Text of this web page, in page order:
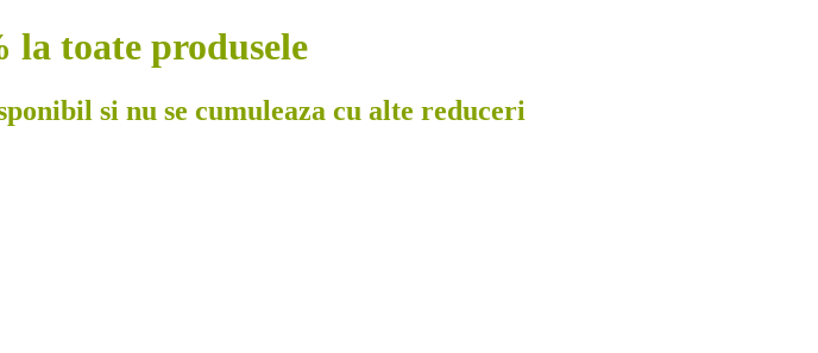
la toate produsele
si nu se cumuleaza cu alte reduceri